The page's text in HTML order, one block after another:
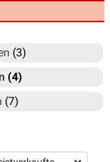
(3)
(4)
(7)